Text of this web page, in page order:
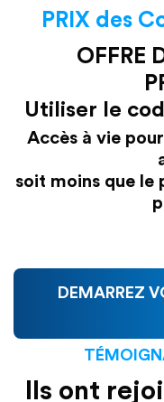
PRIX des
OFFRE
Utiliser le
Accès à vie
soit moins que le
DEMARREZ
Ils ont